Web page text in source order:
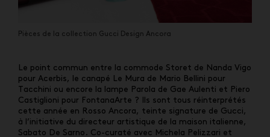
Pièces de la collection Gucci Design Ancora
Le point commun entre la commode Storet de Nanda Vigo
pour Acerbis, le canapé Le Mura de Mario Bellini pour
Tacchini ou encore la lampe Parola de Gae Aulenti et Piero
Castiglioni pour FontanaArte ? Ils sont tous réinterprétés
cette année en Rosso Ancora, teinte signature de Gucci,
à l’initiative du directeur artistique de la maison italienne,
Sabato De Sarno. Co-curaté avec Michela Pelizzari et